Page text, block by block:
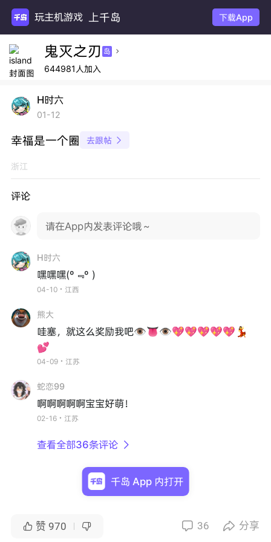
玩主机游戏 上千岛 下载App
鬼灭之刃 岛 
644981人加入
H时六
01-12
幸福是一个圈 去跟帖 
浙江
评论
请在App内发表评论哦～
H时六
嘿嘿嘿(º﹃º )
04-10・江西
熊大
哇塞，就这么奖励我吧👁👅👁💖💖💖💖💖💃
💕
04-09・江苏
蛇恋99
啊啊啊啊啊宝宝好萌！
02-16・江苏
查看全部36条评论 
 赞 970   36  分享
千岛 App 内打开